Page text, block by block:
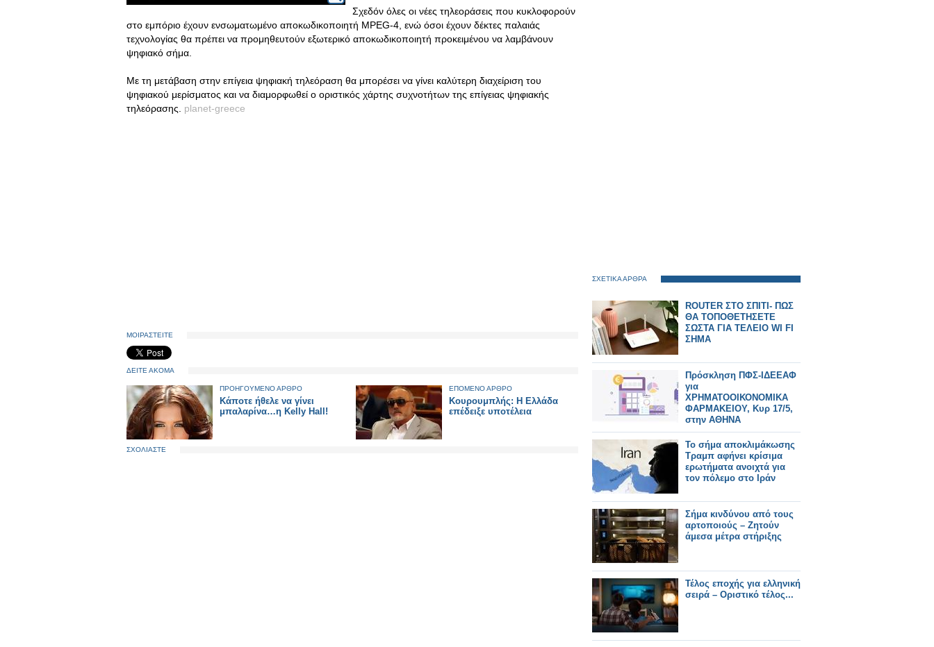
Σχεδόν όλες οι νέες τηλεοράσεις που κυκλοφορούν
στο εμπόριο έχουν ενσωματωμένο αποκωδικοποιητή MPEG-4, ενώ όσοι έχουν δέκτες παλαιάς
τεχνολογίας θα πρέπει να προμηθευτούν εξωτερικό αποκωδικοποιητή προκειμένου να λαμβάνουν
ψηφιακό σήμα.
Με τη μετάβαση στην επίγεια ψηφιακή τηλεόραση θα μπορέσει να γίνει καλύτερη διαχείριση του
ψηφιακού μερίσματος και να διαμορφωθεί ο οριστικός χάρτης συχνοτήτων της επίγειας ψηφιακής
τηλεόρασης. planet-greece
ΜΟΙΡΑΣΤΕΙΤΕ
ΔΕΙΤΕ ΑΚΟΜΑ
ΠΡΟΗΓΟΥΜΕΝΟ ΑΡΘΡΟ
Κάποτε ήθελε να γίνει
μπαλαρίνα…η Kelly Hall!
ΕΠΟΜΕΝΟ ΑΡΘΡΟ
Κουρουμπλής: Η Ελλάδα
επέδειξε υποτέλεια
ΣΧΟΛΙΑΣΤΕ
ΣΧΕΤΙΚΑ ΑΡΘΡΑ
ROUTER ΣΤΟ ΣΠΙΤΙ- ΠΩΣ
ΘΑ ΤΟΠΟΘΕΤΗΣΕΤΕ
ΣΩΣΤΑ ΓΙΑ ΤΕΛΕΙΟ WI FI
ΣΗΜΑ
Πρόσκληση ΠΦΣ-ΙΔΕΕΑΦ
για
ΧΡΗΜΑΤΟΟΙΚΟΝΟΜΙΚΑ
ΦΑΡΜΑΚΕΙΟΥ, Κυρ 17/5,
στην ΑΘΗΝΑ
Το σήμα αποκλιμάκωσης
Τραμπ αφήνει κρίσιμα
ερωτήματα ανοιχτά για
τον πόλεμο στο Ιράν
Σήμα κινδύνου από τους
αρτοποιούς – Ζητούν
άμεσα μέτρα στήριξης
Τέλος εποχής για ελληνική
σειρά – Οριστικό τέλος...